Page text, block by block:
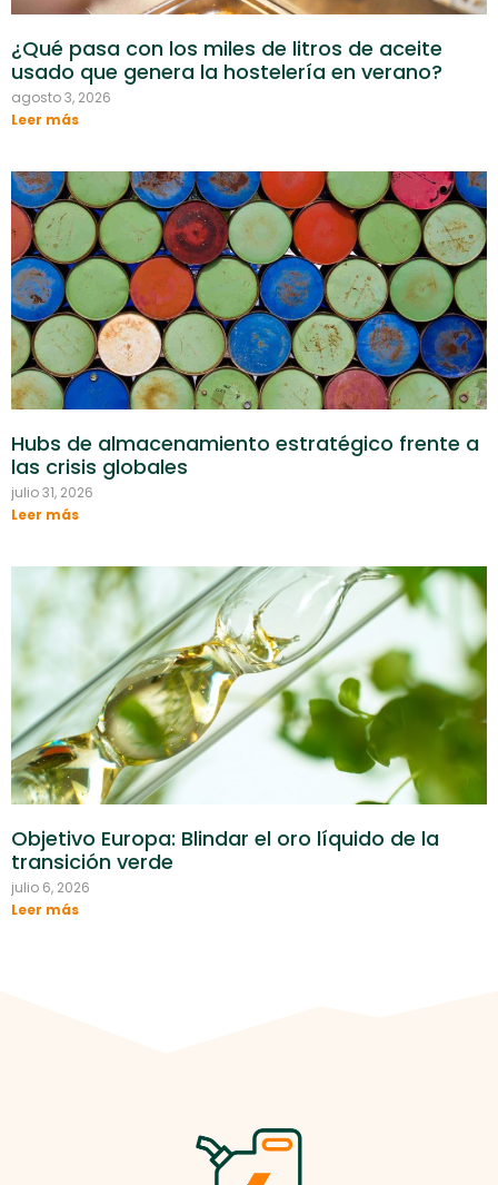
¿Qué pasa con los miles de litros de aceite
usado que genera la hostelería en verano?
agosto 3, 2026
Leer más
Hubs de almacenamiento estratégico frente a
las crisis globales
julio 31, 2026
Leer más
Objetivo Europa: Blindar el oro líquido de la
transición verde
julio 6, 2026
Leer más